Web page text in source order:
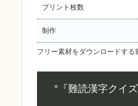
プリント枚数
制作
フリー素材をダウンロードする
“『難読漢字クイ